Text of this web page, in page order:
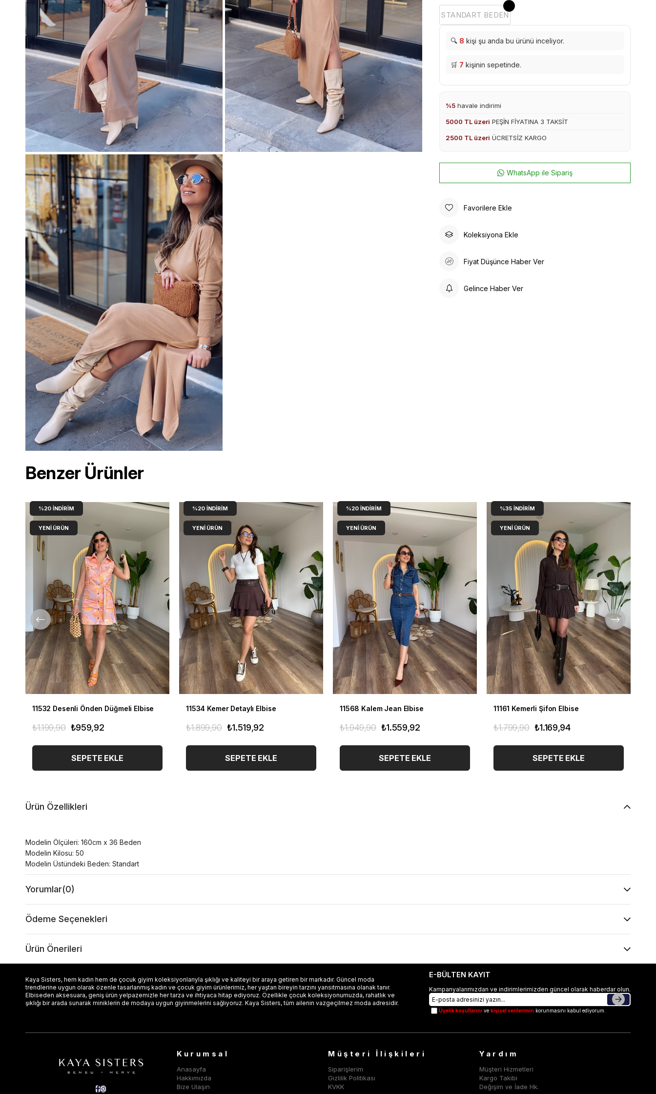
STANDART BEDEN
🔍 8 kişi şu anda bu ürünü inceliyor.
🛒 7 kişinin sepetinde.
%5 havale indirimi
5000 TL üzeri PEŞİN FİYATINA 3 TAKSİT
2500 TL üzeri ÜCRETSİZ KARGO
WhatsApp ile Sipariş
Favorilere Ekle
Koleksiyona Ekle
Fiyat Düşünce Haber Ver
Gelince Haber Ver
Benzer Ürünler
11532 Desenli Önden Düğmeli Elbise
₺959,92
₺1.199,90
SEPETE EKLE
%20 İNDIRIM
YENI ÜRÜN
11534 Kemer Detaylı Elbise
₺1.519,92
₺1.899,90
SEPETE EKLE
%20 İNDIRIM
YENI ÜRÜN
11568 Kalem Jean Elbise
₺1.559,92
₺1.949,90
SEPETE EKLE
%20 İNDIRIM
YENI ÜRÜN
11161 Kemerli Şifon Elbise
₺1.169,94
₺1.799,90
SEPETE EKLE
%35 İNDIRIM
YENI ÜRÜN
Ürün Özellikleri
Modelin Ölçüleri: 160cm x 36 Beden
Modelin Kilosu: 50
Modelin Üstündeki Beden: Standart
Yorumlar(0)
Ödeme Seçenekleri
Ürün Önerileri
Kaya Sisters, hem kadın hem de çocuk giyim koleksiyonlarıyla şıklığı ve kaliteyi bir araya getiren bir markadır. Güncel moda
trendlerine uygun olarak özenle tasarlanmış kadın ve çocuk giyim ürünlerimiz, her yaştan bireyin tarzını yansıtmasına olanak tanır.
Elbiseden aksesuara, geniş ürün yelpazemizle her tarza ve ihtiyaca hitap ediyoruz. Özellikle çocuk koleksiyonumuzda, rahatlık ve
şıklığı bir arada sunarak miniklerin de modaya uygun giyinmelerini sağlıyoruz. Kaya Sisters, tüm ailenin vazgeçilmez moda adresidir.
E-BÜLTEN KAYIT
Kampanyalarımızdan ve indirimlerimizden güncel olarak haberdar olun.
Üyelik koşullarınıve kişisel verileriminkorunmasını kabul ediyorum.
Kurumsal
Anasayfa
Hakkımızda
Bize Ulaşın
Müşteri İlişkileri
Siparişlerim
Gizlilik Politikası
KVKK
Yardım
Müşteri Hizmetleri
Kargo Takibi
Değişim ve İade Hk.